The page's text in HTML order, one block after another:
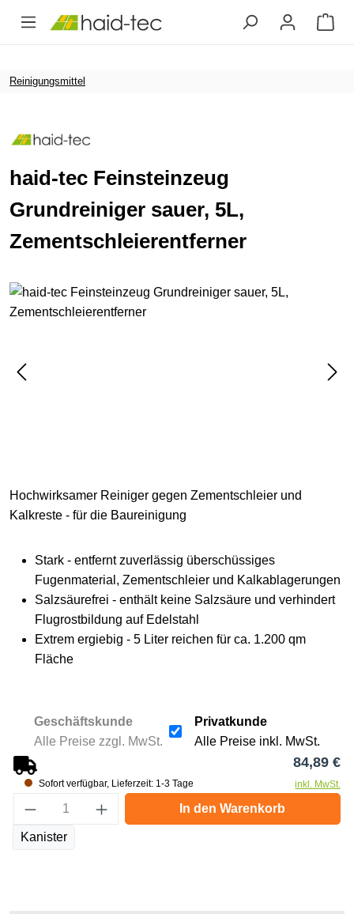
Zum Hauptinhalt springen
Reinigungsmittel
haid-tec Feinsteinzeug
Grundreiniger sauer, 5L,
Zementschleierentferner
Bildergalerie überspringen
Hochwirksamer Reiniger gegen Zementschleier und
Kalkreste - für die Baureinigung
Stark - entfernt zuverlässig überschüssiges
Fugenmaterial, Zementschleier und Kalkablagerungen
Salzsäurefrei - enthält keine Salzsäure und verhindert
Flugrostbildung auf Edelstahl
Extrem ergiebig - 5 Liter reichen für ca. 1.200 qm
Fläche
Geschäftskunde
Alle Preise zzgl. MwSt.
Privatkunde
Alle Preise inkl. MwSt.
Sofort verfügbar, Lieferzeit: 1-3 Tage
84,89 €
inkl. MwSt.
Produkt Anzahl: Gib den gewünschten
Kanister
In den Warenkorb